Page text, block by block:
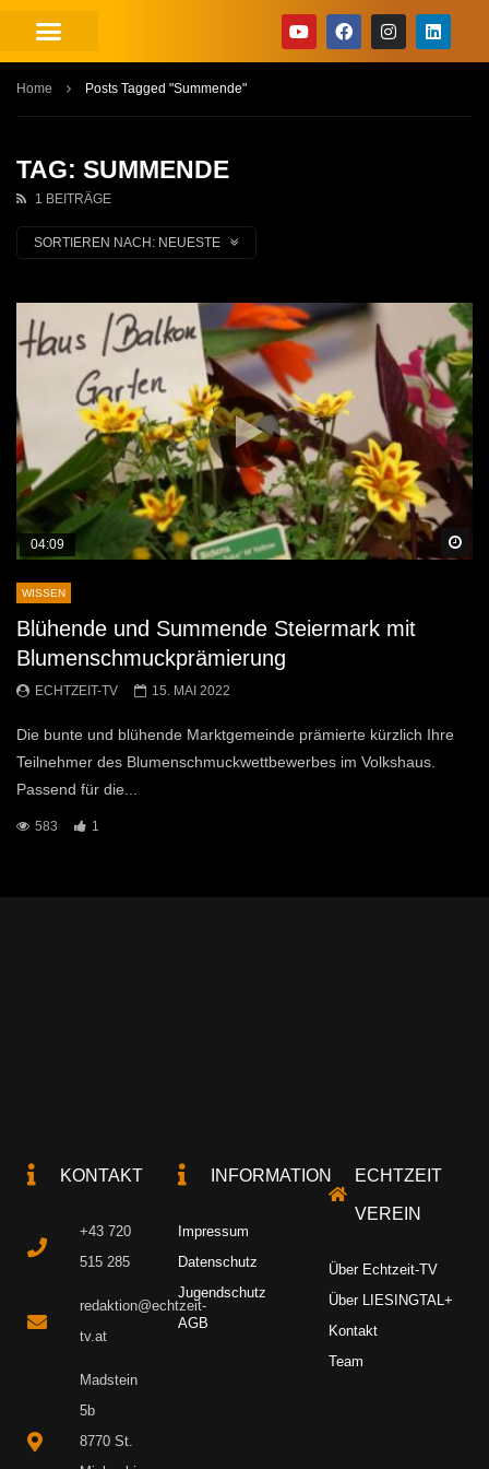
Home Posts Tagged "Summende"
TAG: SUMMENDE
1 BEITRÄGE
SORTIEREN NACH: NEUESTE
04:09
WISSEN
Blühende und Summende Steiermark mit
Blumenschmuckprämierung
ECHTZEIT-TV 15. MAI 2022
Die bunte und blühende Marktgemeinde prämierte kürzlich Ihre
Teilnehmer des Blumenschmuckwettbewerbes im Volkshaus.
Passend für die...
583 1
KONTAKT
+43 720
515 285
redaktion@echtzeit-
tv.at
Madstein
5b
8770 St.
INFORMATION
Impressum
Datenschutz
Jugendschutz
AGB
ECHTZEIT
VEREIN
Über Echtzeit-TV
Über LIESINGTAL+
Kontakt
Team